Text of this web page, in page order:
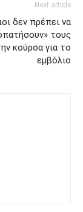
Next article
δεν πρέπει να
τους
κούρσα για το
εμβόλιο